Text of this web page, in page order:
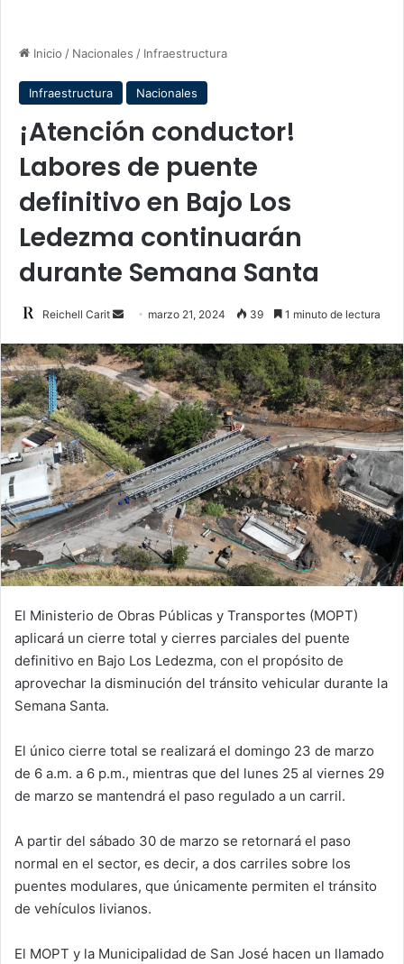
Inicio / Nacionales / Infraestructura
Infraestructura Nacionales
¡Atención conductor!
Labores de puente
definitivo en Bajo Los
Ledezma continuarán
durante Semana Santa
Reichell Carit
Send
email
marzo 21, 2024 39 1 minuto de lectura
El Ministerio de Obras Públicas y Transportes (MOPT)
aplicará un cierre total y cierres parciales del puente
definitivo en Bajo Los Ledezma, con el propósito de
aprovechar la disminución del tránsito vehicular durante la
Semana Santa.
El único cierre total se realizará el domingo 23 de marzo
de 6 a.m. a 6 p.m., mientras que del lunes 25 al viernes 29
de marzo se mantendrá el paso regulado a un carril.
A partir del sábado 30 de marzo se retornará el paso
normal en el sector, es decir, a dos carriles sobre los
puentes modulares, que únicamente permiten el tránsito
de vehículos livianos.
El MOPT y la Municipalidad de San José hacen un llamado